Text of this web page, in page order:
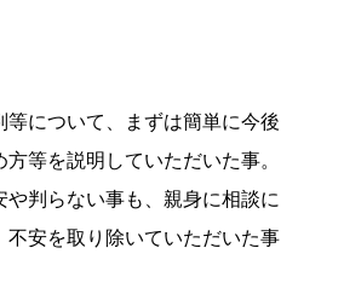
等について、まずは簡単に今後
等を説明していただいた事。
や判らない事も、親身に相談に
不安を取り除いていただいた事